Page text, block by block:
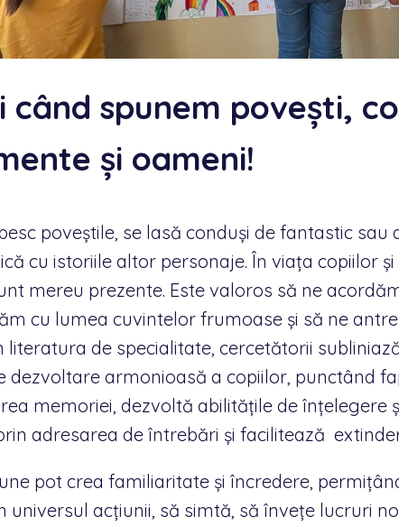
când spunem povești,
și oameni!
poveștile, se lasă conduși de fantastic
cu istoriile altor personaje. În viața copiilor
mereu prezente. Este valoros să ne
cu lumea cuvintelor frumoase și să ne
literatura de specialitate, cercetătorii
dezvoltare armonioasă a copiilor, punctând
memoriei, dezvoltă abilitățile de înțelegere
adresarea de întrebări și facilitează
pot crea familiaritate și încredere,
universul acțiunii, să simtă, să învețe lucruri